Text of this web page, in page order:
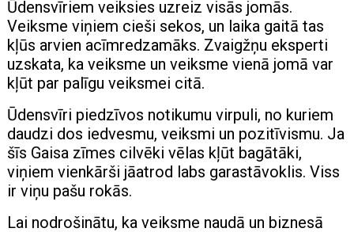
Ūdensvīriem veiksies uzreiz visās jomās.
Veiksme viņiem cieši sekos, un laika gaitā tas
kļūs arvien acīmredzamāks. Zvaigžņu eksperti
uzskata, ka veiksme un veiksme vienā jomā var
kļūt par palīgu veiksmei citā.
Ūdensvīri piedzīvos notikumu virpuli, no kuriem
daudzi dos iedvesmu, veiksmi un pozitīvismu. Ja
šīs Gaisa zīmes cilvēki vēlas kļūt bagātāki,
viņiem vienkārši jāatrod labs garastāvoklis. Viss
ir viņu pašu rokās.
Lai nodrošinātu, ka veiksme naudā un biznesā